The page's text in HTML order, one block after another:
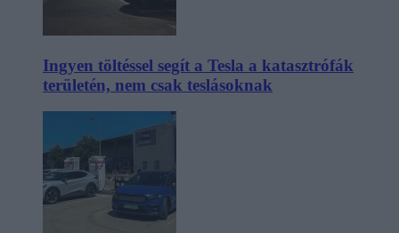
Ingyen töltéssel segít a Tesla a katasztrófák
területén, nem csak teslásoknak